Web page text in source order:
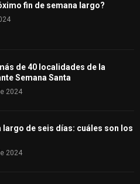
fin de semana largo?
de 40 localidades de la
Semana Santa
2024
largo de seis días: cuáles son los
2024